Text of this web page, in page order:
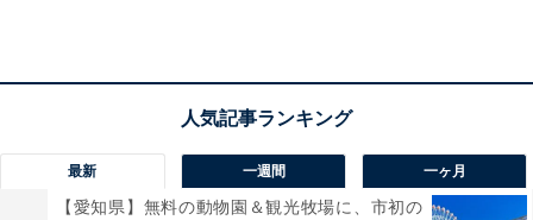
所在地：福岡県筑紫野市湯町1-20-1
交通手段：JR二日市駅より車で約5分／西鉄二日市駅よ
り車で約8分
最新 一週間 一ヶ月
【愛知県】無料の動物園＆観光牧場に、市初の